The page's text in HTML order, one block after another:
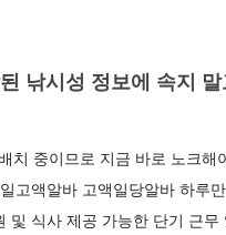
낚시성 정보에 속지
치 중이므로 지금 바로 노크
고액알바 고액일당알바 하루
식사 제공 가능한 단기 근